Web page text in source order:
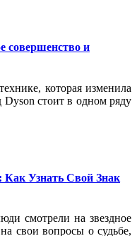
совершенство и
которая изменила
Dyson стоит в одном ряду
Узнать Свой Знак
смотрели на звездное
свои вопросы о судьбе,